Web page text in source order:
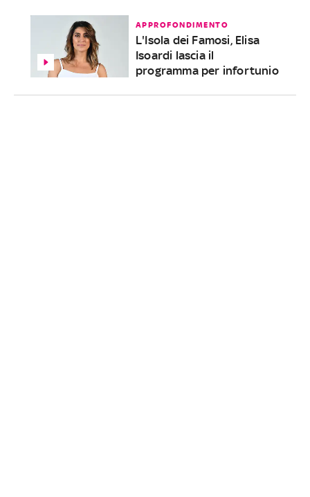
APPROFONDIMENTO
L'Isola dei Famosi, Elisa
Isoardi lascia il
programma per infortunio